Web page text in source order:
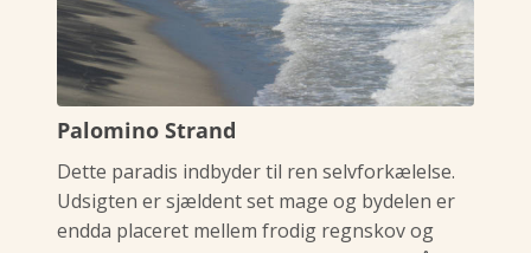
Palomino Strand
Dette paradis indbyder til ren selvforkælelse.
Udsigten er sjældent set mage og bydelen er
endda placeret mellem frodig regnskov og